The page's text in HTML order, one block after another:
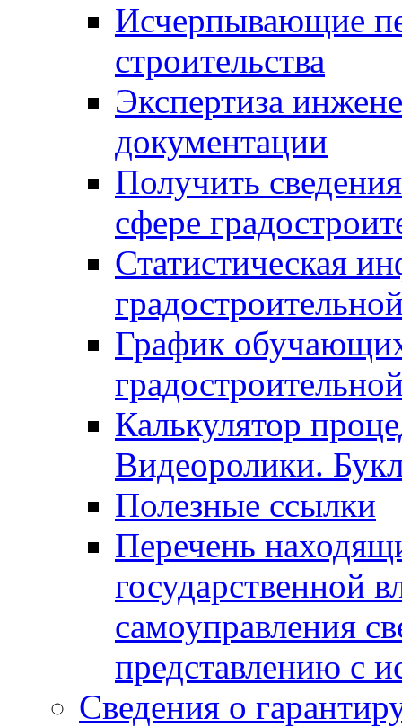
Исчерпывающие
строительства
Экспертиза
документации
Получить
сфере
Статистическая
График
Калькулятор
Видеоролики.
Полезные ссылки
Перечень
государственной
самоуправления
представлению с
Сведения о